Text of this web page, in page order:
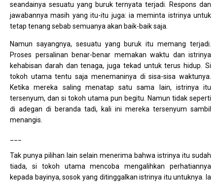
seandainya sesuatu yang buruk ternyata terjadi. Respons dan
jawabannya masih yang itu-itu juga: ia meminta istrinya untuk
tetap tenang sebab semuanya akan baik-baik saja.
Namun sayangnya, sesuatu yang buruk itu memang terjadi.
Proses persalinan benar-benar memakan waktu dan istrinya
kehabisan darah dan tenaga, juga tekad untuk terus hidup. Si
tokoh utama tentu saja menemaninya di sisa-sisa waktunya.
Ketika mereka saling menatap satu sama lain, istrinya itu
tersenyum, dan si tokoh utama pun begitu. Namun tidak seperti
di adegan di beranda tadi, kali ini mereka tersenyum sambil
menangis.
Tak punya pilihan lain selain menerima bahwa istrinya itu sudah
tiada, si tokoh utama mencoba mengalihkan perhatiannya
kepada bayinya, sosok yang ditinggalkan istrinya itu untuknya. Ia